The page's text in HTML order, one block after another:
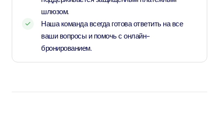
шлюзом.
Наша команда всегда готова ответить на все
ваши вопросы и помочь с онлайн-
бронированием.